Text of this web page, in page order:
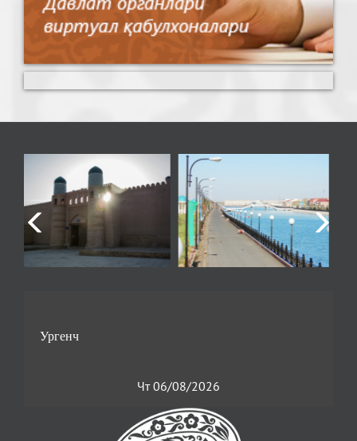
Чт 06/08/2026